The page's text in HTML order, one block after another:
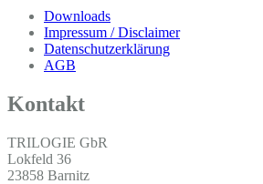
Downloads
Impressum / Disclaimer
Datenschutzerklärung
AGB
Kontakt
TRILOGIE GbR
Lokfeld 36
23858 Barnitz